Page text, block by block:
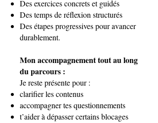
Des exercices concrets et guidés
Des temps de réflexion structurés
Des étapes progressives pour avancer
durablement.
Mon accompagnement tout au long
du parcours :
Je reste présente pour :
clarifier les contenus
accompagner tes questionnements
t’aider à dépasser certains blocages